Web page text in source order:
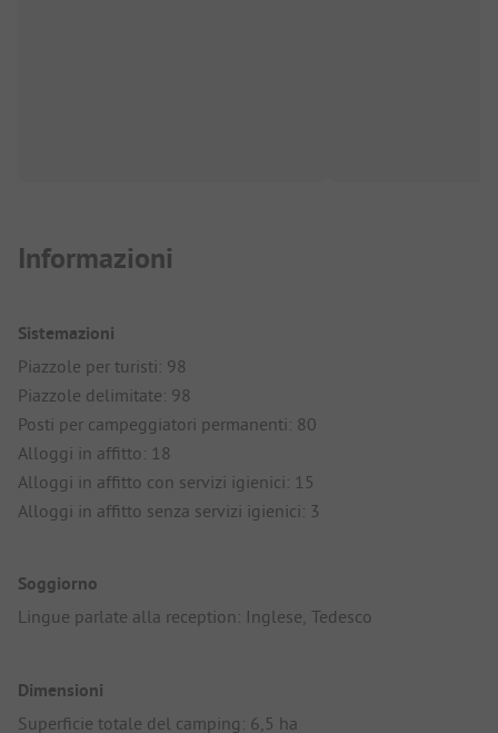
Informazioni
Sistemazioni
Piazzole per turisti: 98
Piazzole delimitate: 98
Posti per campeggiatori permanenti: 80
Alloggi in affitto: 18
Alloggi in affitto con servizi igienici: 15
Alloggi in affitto senza servizi igienici: 3
Soggiorno
Lingue parlate alla reception: Inglese, Tedesco
Dimensioni
Superficie totale del camping: 6,5 ha